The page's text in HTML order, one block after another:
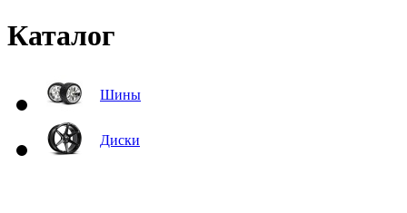
Каталог
Шины
Диски